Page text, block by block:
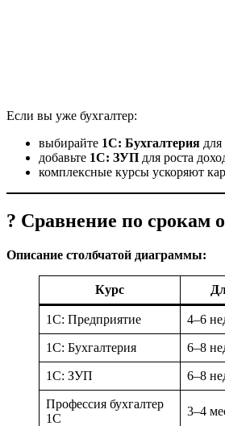
Если вы уже бухгалтер:
выбирайте 1С: Бухгалтерия
добавьте 1С: ЗУП для роста
комплексные курсы ускоряют
? Сравнение по срокам
Описание столбчатой диаграммы:
Курс
1С: Предприятие 4–6
1С: Бухгалтерия 6–8
1С: ЗУП 6–8
Профессия бухгалтер
1С
3–4